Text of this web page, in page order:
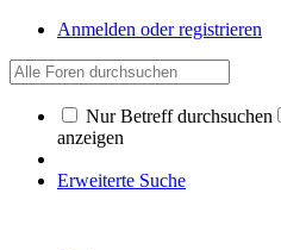
Anmelden oder registrieren
Nur Betreff durchsuchen
anzeigen
Erweiterte Suche